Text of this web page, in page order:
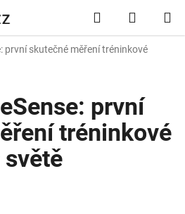
Hledat
KOŠÍK
první skutečné měření tréninkové
první
tréninkové